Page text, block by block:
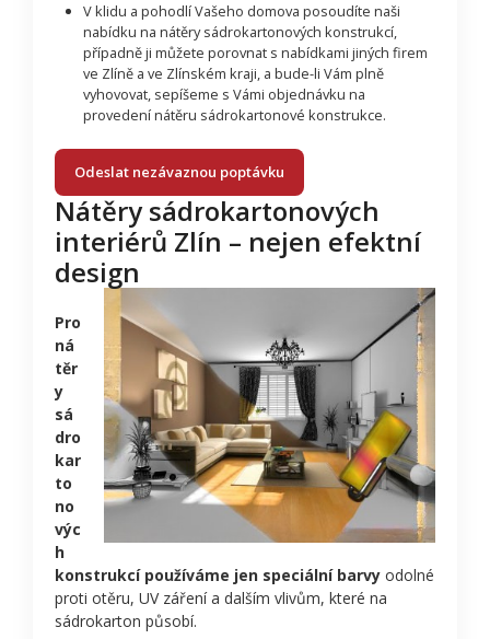
V klidu a pohodlí Vašeho domova posoudíte naši
nabídku na nátěry sádrokartonových konstrukcí,
případně ji můžete porovnat s nabídkami jiných firem
ve Zlíně a ve Zlínském kraji, a bude-li Vám plně
vyhovovat, sepíšeme s Vámi objednávku na
provedení nátěru sádrokartonové konstrukce.
Odeslat nezávaznou poptávku
Nátěry sádrokartonových
interiérů Zlín – nejen efektní
design
Pro
ná
těr
y
sá
dro
kar
to
no
výc
h
konstrukcí používáme jen speciální barvy odolné
proti otěru, UV záření a dalším vlivům, které na
sádrokarton působí.